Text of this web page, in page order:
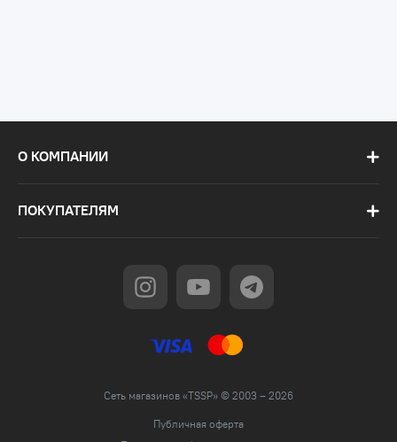
О КОМПАНИИ
ПОКУПАТЕЛЯМ
Сеть магазинов «TSSP» © 2003 – 2026
Публичная оферта